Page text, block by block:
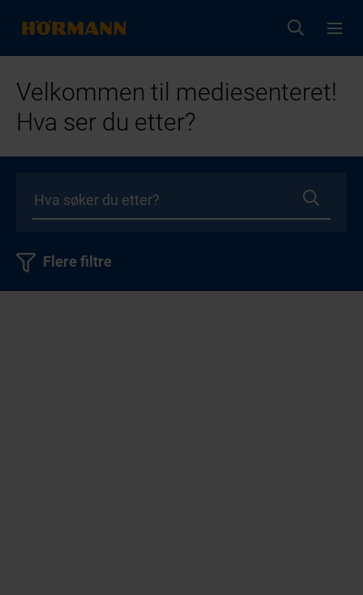
Velkommen til mediesenteret!
Hva ser du etter?
Flere filtre